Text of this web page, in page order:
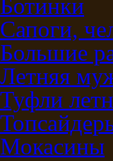
Ботинки
Сапоги,
Большие
Летняя
Туфли
Мокасины